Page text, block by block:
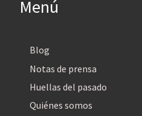
Menú
Blog
Notas de prensa
Huellas del pasado
Quiénes somos